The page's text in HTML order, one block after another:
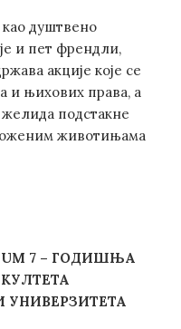
душтвено
и пет френдли,
акције које се
и њихових права, а
подстакне
животињама
7 – ГОДИШЊА